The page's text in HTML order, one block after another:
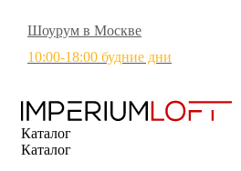
Шоурум в Москве
10:00-18:00 будние дни
Каталог
Каталог